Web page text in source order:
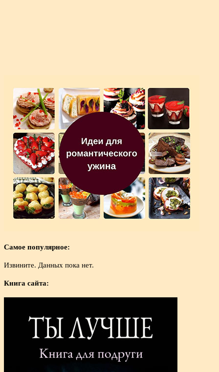
Самое популярное:
Извините. Данных пока нет.
Книга сайта: